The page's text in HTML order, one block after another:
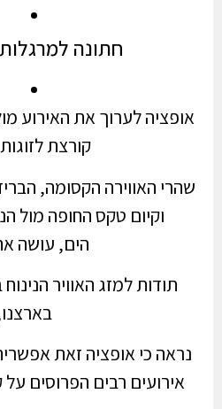
חתונה
אופציה לערוך את האירוע
קורצת
שהרי האווירה הקסומה,
וקיום טקס החופה מול
הים, עושה
תודות למזג האוויר
נראה כי אופציה זאת
אירועים רבים הפרוסים